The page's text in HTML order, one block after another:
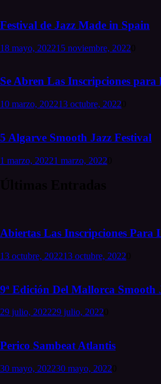
Festival de Jazz Made in Spain
18 mayo, 202215 noviembre, 2022
Se Abren Las Inscripciones
10 marzo, 202213 octubre, 2022
5 Algarve Smooth Jazz Festival
1 marzo, 20221 marzo, 2022
Abiertas Las Inscripciones Para
13 octubre, 202213 octubre, 2022
9ª Edición Del Mallorca Smooth
29 julio, 202229 julio, 2022
Perico Sambeat Atlantis
30 mayo, 202230 mayo, 2022